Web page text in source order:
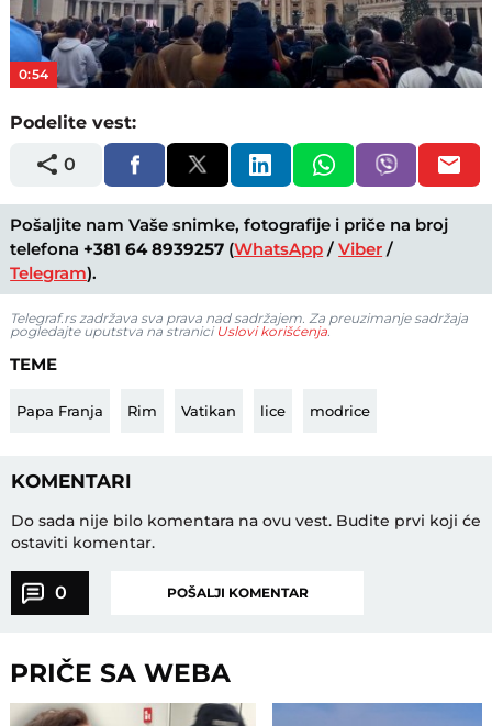
Video
0:54
Podelite vest:
0
Pošaljite nam Vaše snimke, fotografije i priče na broj
telefona +381 64 8939257 (WhatsApp /Viber /
Telegram).
Telegraf.rs zadržava sva prava nad sadržajem. Za preuzimanje sadržaja
pogledajte uputstva na stranici Uslovi korišćenja.
TEME
Papa Franja Rim Vatikan lice modrice
KOMENTARI
Do sada nije bilo komentara na ovu vest. Budite prvi koji će
ostaviti komentar.
0 POŠALJI KOMENTAR
PRIČE SA WEBA